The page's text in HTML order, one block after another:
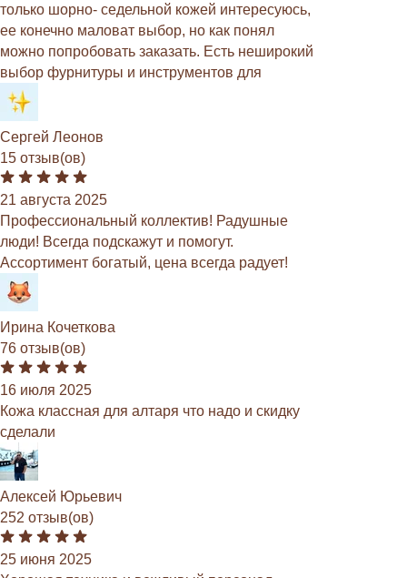
только шорно- седельной кожей интересуюсь,
ее конечно маловат выбор, но как понял
можно попробовать заказать. Есть неширокий
выбор фурнитуры и инструментов для
Сергей Леонов
15 отзыв(ов)
21 августа 2025
Профессиональный коллектив! Радушные
люди! Всегда подскажут и помогут.
Ассортимент богатый, цена всегда радует!
Ирина Кочеткова
76 отзыв(ов)
16 июля 2025
Кожа классная для алтаря что надо и скидку
сделали
Алексей Юрьевич
252 отзыв(ов)
25 июня 2025